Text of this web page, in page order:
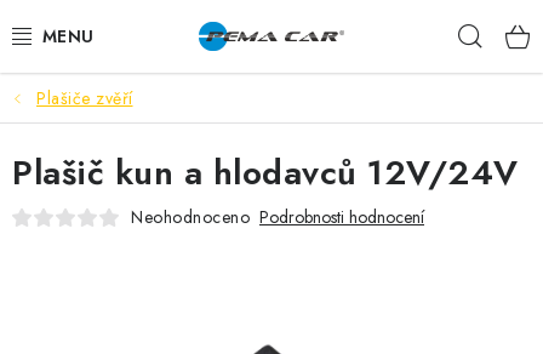
na
NOVINKY
DOPRODEJ
AUTODOPLŇKY
Plašiče zvěří
Plašič kun a hlodavců 12V/24V
Neohodnoceno Podrobnosti hodnocení